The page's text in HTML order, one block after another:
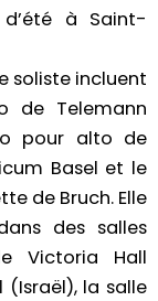
à Saint-
soliste incluent
de Telemann
pour alto de
Basel et le
de Bruch. Elle
des salles
Victoria Hall
(Israël), la salle